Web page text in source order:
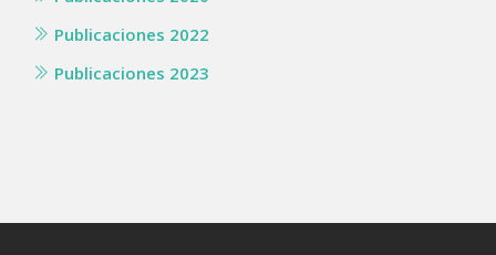
Publicaciones 2022
Publicaciones 2023